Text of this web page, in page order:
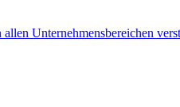
Unternehmensbereichen